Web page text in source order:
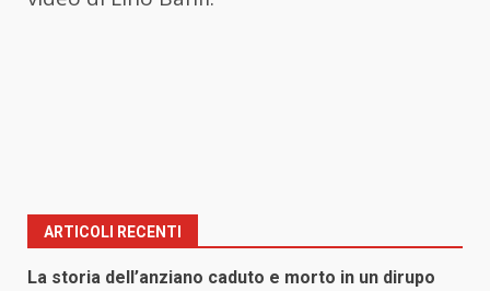
ARTICOLI RECENTI
La storia dell’anziano caduto e morto in un dirupo